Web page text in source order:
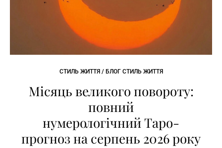
СТИЛЬ ЖИТТЯ / БЛОГ СТИЛЬ ЖИТТЯ
Місяць великого повороту:
повний
нумерологічний Таро-
прогноз на серпень 2026 року